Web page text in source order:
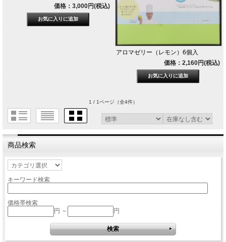
価格：3,000円(税込)
アロマゼリー（レモン）6個入
価格：2,160円(税込)
1 / 1ページ（全4件）
商品検索
キーワード検索
価格帯検索
円 ～
円